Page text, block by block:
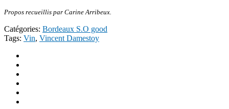
Propos recueillis par Carine Arribeux.
Catégories: Bordeaux S.O good
Tags: Vin, Vincent Damestoy